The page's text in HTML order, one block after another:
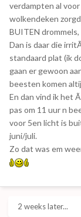
verdampten al
wolkendeken
BUITEN
Dan is daar die
standaard plat (ik
gaan er gewoon
beesten komen
En dan vind ik het
pas om 11 uur n
voor 5en licht is
juni/juli.
Zo dat was em
2 weeks later...